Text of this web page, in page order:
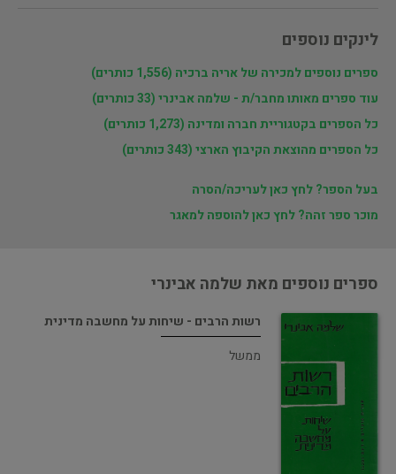
לינקים נוספים
ספרים נוספים למכירה של אריה ברכיה (1,556 כותרים)
עוד ספרים מאותו מחבר/ת - שלמה אבינרי (33 כותרים)
כל הספרים בקטגוריית חברה ומדינה (1,273 כותרים)
כל הספרים מהוצאת הקיבוץ הארצי (343 כותרים)
בעל הספר? לחץ כאן לעריכה/הסרה
מוכר ספר זהה? לחץ כאן להוספה למאגר
ספרים נוספים מאת שלמה אבינרי
רשות הרבים - שיחות על מחשבה מדינית
ממשל